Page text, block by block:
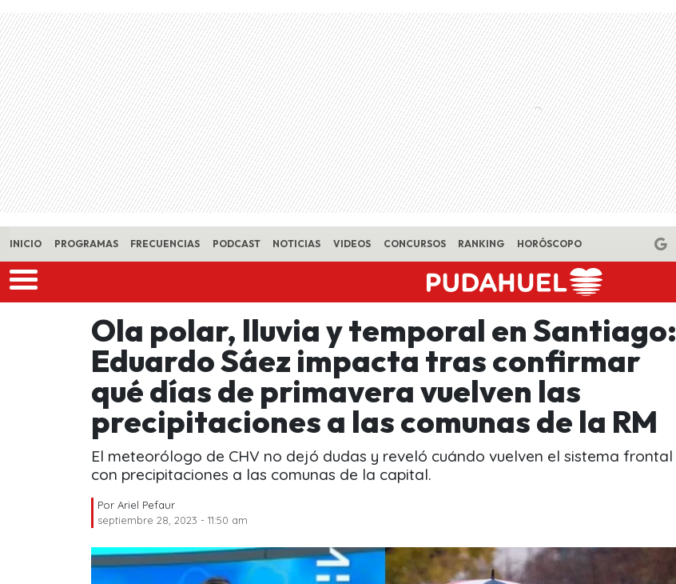
Skip to main content
INICIO PROGRAMAS FRECUENCIAS PODCAST NOTICIAS VIDEOS CONCURSOS RANKING HORÓSCOPO
Ola polar, lluvia y temporal en Santiago:
Eduardo Sáez impacta tras confirmar
qué días de primavera vuelven las
precipitaciones a las comunas de la RM
El meteorólogo de CHV no dejó dudas y reveló cuándo vuelven el sistema frontal
con precipitaciones a las comunas de la capital.
Por Ariel Pefaur
septiembre 28, 2023 - 11:50 am